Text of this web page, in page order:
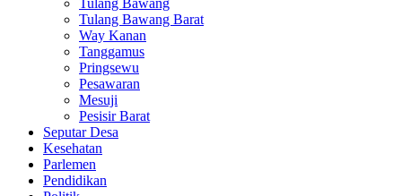
Tulang Bawang
Tulang Bawang Barat
Way Kanan
Tanggamus
Pringsewu
Pesawaran
Mesuji
Pesisir Barat
Seputar Desa
Kesehatan
Parlemen
Pendidikan